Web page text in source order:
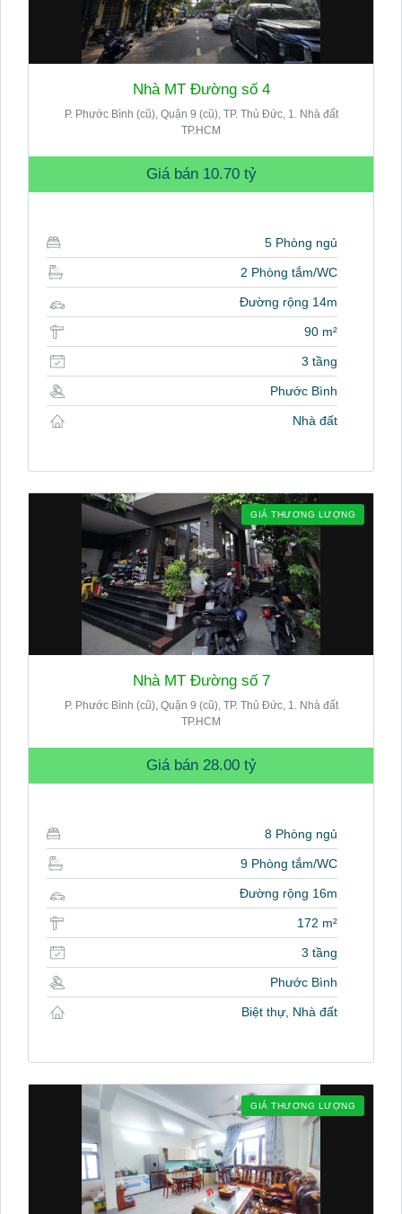
Nhà MT Đường số 4
P. Phước Bình (cũ), Quận 9 (cũ), TP. Thủ Đức, 1. Nhà đất
TP.HCM
Giá bán 10.70 tỷ
5 Phòng ngủ
2 Phòng tắm/WC
Đường rộng 14m
90 m²
3 tầng
Phước Bình
Nhà đất
GIÁ THƯƠNG LƯỢNG
Nhà MT Đường số 7
P. Phước Bình (cũ), Quận 9 (cũ), TP. Thủ Đức, 1. Nhà đất
TP.HCM
Giá bán 28.00 tỷ
8 Phòng ngủ
9 Phòng tắm/WC
Đường rộng 16m
172 m²
3 tầng
Phước Bình
Biệt thự, Nhà đất
GIÁ THƯƠNG LƯỢNG